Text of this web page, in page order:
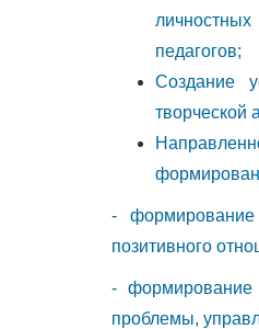
педагогов;
Создание
творческой
- формирование
позитивного
- формирование
проблемы,